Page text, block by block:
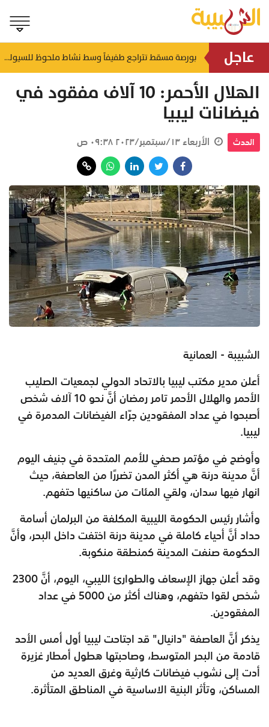
عاجلساعة منذ ساعتين بورصة مسقط تتراجع طفيفاً وسط نشاط ملحوظ للسيولة والاستثمار الأجنبي
الهلال الأحمر: 10 آلاف مفقود في
فيضانات ليبيا
الحدث الأربعاء ١٣/سبتمبر/٢٠٢٣ ٠٩:٣٨ ص
الشبيبة - العمانية
أعلن مدير مكتب ليبيا بالاتحاد الدولي لجمعيات الصليب
الأحمر والهلال الأحمر تامر رمضان أنَّ نحو 10 آلاف شخص
أصبحوا في عداد المفقودين جرّاء الفيضانات المدمرة في
ليبيا.
وأوضح في مؤتمر صحفي للأمم المتحدة في جنيف اليوم
أنَّ مدينة درنة هي أكثر المدن تضررًا من العاصفة، حيث
انهار فيها سدان، ولقي المئات من ساكنيها حتفهم.
وأشار رئيس الحكومة الليبية المكلفة من البرلمان أسامة
حداد أنَّ أحياء كاملة في مدينة درنة اختفت داخل البحر، وأنَّ
الحكومة صنفت المدينة كمنطقة منكوبة.
وقد أعلن جهاز الإسعاف والطوارئ الليبي، اليوم، أنَّ 2300
شخص لقوا حتفهم، وهناك أكثر من 5000 في عداد
المفقودين.
يذكر أنَّ العاصفة "دانيال" قد اجتاحت ليبيا أول أمس الأحد
قادمة من البحر المتوسط، وصاحبتها هطول أمطار غزيرة
أدت إلى نشوب فيضانات كارثية وغرق العديد من
المساكن، وتأثر البنية الاساسية في المناطق المتأثرة.